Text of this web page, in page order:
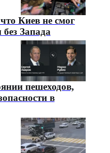
Киев не смог
Запада
пешеходов,
в